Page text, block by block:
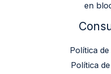
en
Política
Política